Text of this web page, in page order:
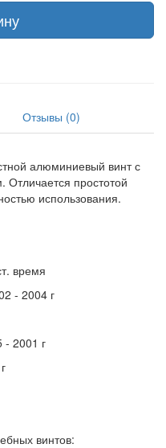
Отзывы (0)
алюминиевый винт с
Отличается простотой
использования.
время
- 2004 г
- 2001 г
винтов: